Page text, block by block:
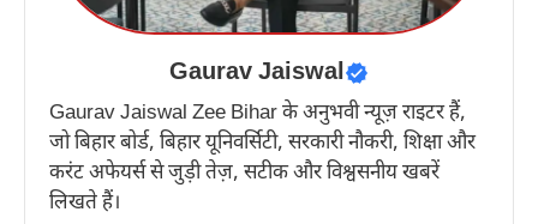
Gaurav Jaiswal
Gaurav Jaiswal Zee Bihar के अनुभवी न्यूज़ राइटर हैं,
जो बिहार बोर्ड, बिहार यूनिवर्सिटी, सरकारी नौकरी, शिक्षा और
करंट अफेयर्स से जुड़ी तेज़, सटीक और विश्वसनीय खबरें
लिखते हैं।